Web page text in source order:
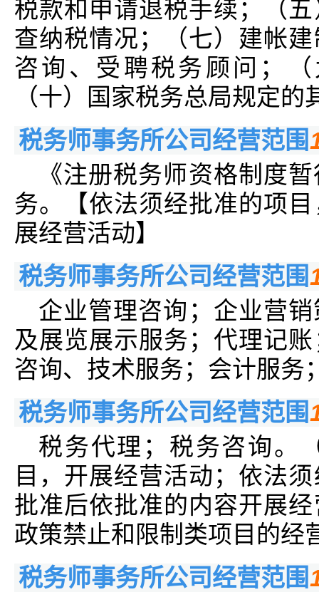
税款和申请退税手续；（
查纳税情况；（七）建帐
咨询、受聘税务顾问；
（十）国家税务总局规定的
税务师事务所公司经营范围
《注册税务师资格制度
务。【依法须经批准的项
展经营活动】
税务师事务所公司经营范围
企业管理咨询；企业营
及展览展示服务；代理记
咨询、技术服务；会计服务
税务师事务所公司经营范围
税务代理；税务咨询。
目，开展经营活动；依法
批准后依批准的内容开展
政策禁止和限制类项目的经
税务师事务所公司经营范围